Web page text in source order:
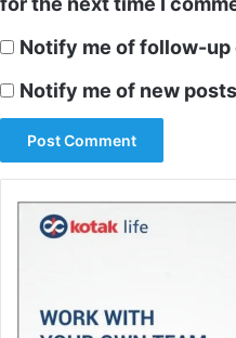
Notify me of follow-up
Notify me of new